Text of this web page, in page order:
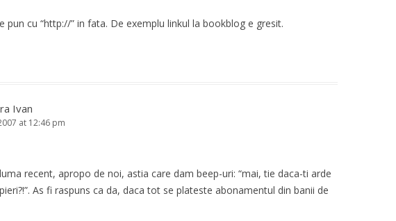
pun cu “http://” in fata. De exemplu linkul la bookblog e gresit.
Ivan
at 12:46 pm
recent, apropo de noi, astia care dam beep-uri: “mai, tie daca-ti arde
As fi raspuns ca da, daca tot se plateste abonamentul din banii de